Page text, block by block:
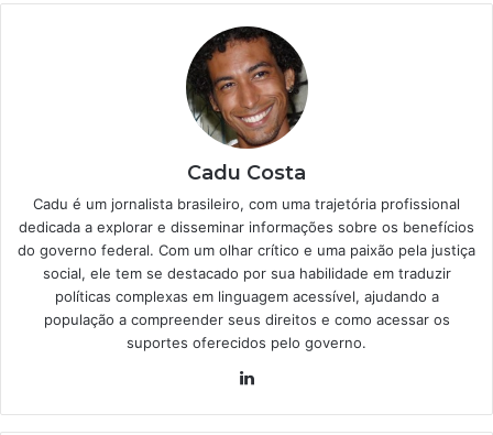
Cadu Costa
Cadu é um jornalista brasileiro, com uma trajetória profissional
dedicada a explorar e disseminar informações sobre os benefícios
do governo federal. Com um olhar crítico e uma paixão pela justiça
social, ele tem se destacado por sua habilidade em traduzir
políticas complexas em linguagem acessível, ajudando a
população a compreender seus direitos e como acessar os
suportes oferecidos pelo governo.